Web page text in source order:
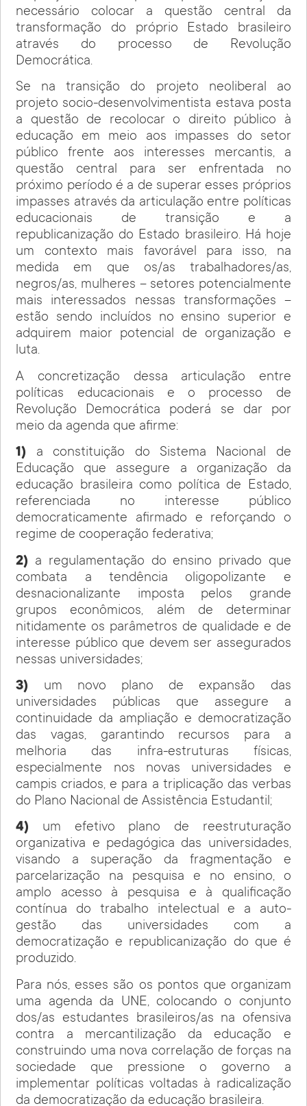
necessário colocar a questão central da
transformação do próprio Estado brasileiro
através do processo de Revolução
Democrática.
Se na transição do projeto neoliberal ao
projeto socio-desenvolvimentista estava posta
a questão de recolocar o direito público à
educação em meio aos impasses do setor
público frente aos interesses mercantis, a
questão central para ser enfrentada no
próximo período é a de superar esses próprios
impasses através da articulação entre políticas
educacionais de transição e a
republicanização do Estado brasileiro. Há hoje
um contexto mais favorável para isso, na
medida em que os/as trabalhadores/as,
negros/as, mulheres – setores potencialmente
mais interessados nessas transformações –
estão sendo incluídos no ensino superior e
adquirem maior potencial de organização e
luta.
A concretização dessa articulação entre
políticas educacionais e o processo de
Revolução Democrática poderá se dar por
meio da agenda que afirme:
1) a constituição do Sistema Nacional de
Educação que assegure a organização da
educação brasileira como política de Estado,
referenciada no interesse público
democraticamente afirmado e reforçando o
regime de cooperação federativa;
2) a regulamentação do ensino privado que
combata a tendência oligopolizante e
desnacionalizante imposta pelos grande
grupos econômicos, além de determinar
nitidamente os parâmetros de qualidade e de
interesse público que devem ser assegurados
nessas universidades;
3) um novo plano de expansão das
universidades públicas que assegure a
continuidade da ampliação e democratização
das vagas, garantindo recursos para a
melhoria das infra-estruturas físicas,
especialmente nos novas universidades e
campis criados, e para a triplicação das verbas
do Plano Nacional de Assistência Estudantil;
4) um efetivo plano de reestruturação
organizativa e pedagógica das universidades,
visando a superação da fragmentação e
parcelarização na pesquisa e no ensino, o
amplo acesso à pesquisa e à qualificação
contínua do trabalho intelectual e a auto-
gestão das universidades com a
democratização e republicanização do que é
produzido.
Para nós, esses são os pontos que organizam
uma agenda da UNE, colocando o conjunto
dos/as estudantes brasileiros/as na ofensiva
contra a mercantilização da educação e
construindo uma nova correlação de forças na
sociedade que pressione o governo a
implementar políticas voltadas à radicalização
da democratização da educação brasileira.